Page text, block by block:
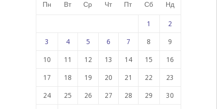
Пн Вт Ср Чт Пт Сб Нд
1 2
3 4 5 6 7 8 9
10 11 12 13 14 15 16
17 18 19 20 21 22 23
24 25 26 27 28 29 30